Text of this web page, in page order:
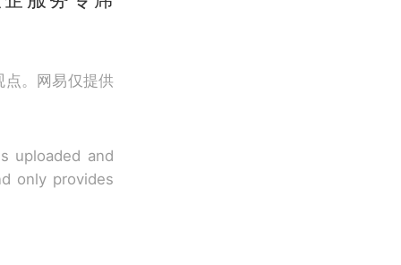
点。网易仅提供
uploaded and
only provides